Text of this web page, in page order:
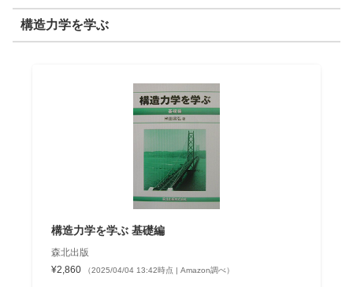
構造力学を学ぶ
構造力学を学ぶ 基礎編
森北出版
¥2,860
（2025/04/04 13:42時点 | Amazon調べ）